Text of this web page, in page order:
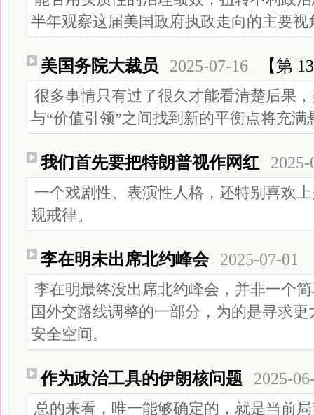
半年观察这届美国政府执政走向的主要视
美国务院大裁员 2025-07-16 【第
很多事情只有过了很久才能看清楚后果
与“价值引领”之间找到新的平衡点将充满
我们首先要把特朗普视作网红
一个戏剧性、表演性人格，还特别喜欢
规戒律。
李在明未出席北约峰会 2025-07-01
李在明最终没出席北约峰会，并非一个
国外交路线调整的一部分，为的是寻求
安全空间。
作为政治工具的伊朗核问题 2025-
总的来看，唯一能够确定的，就是当前